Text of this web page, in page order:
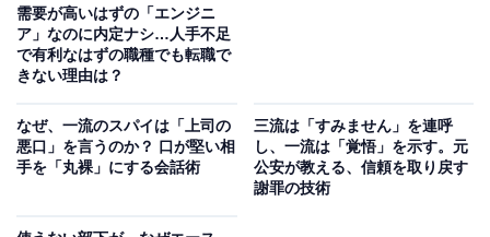
需要が高いはずの「エンジニ
ア」なのに内定ナシ…人手不足
で有利なはずの職種でも転職で
きない理由は？
なぜ、一流のスパイは「上司の
悪口」を言うのか？ 口が堅い相
手を「丸裸」にする会話術
三流は「すみません」を連呼
し、一流は「覚悟」を示す。元
公安が教える、信頼を取り戻す
謝罪の技術